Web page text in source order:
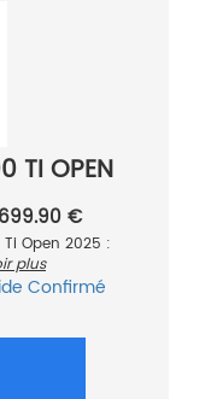
TI OPEN
€
Open 2025 :
plus
Confirmé